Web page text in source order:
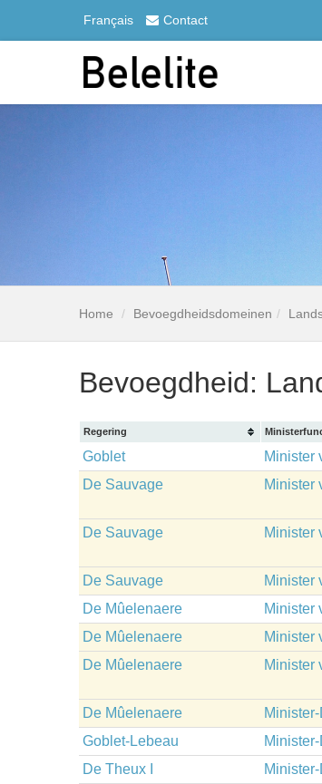
Français Contact
Home Bevoegdheidsdomeinen
Bevoegdheid:
Regering
Goblet Minister
De Sauvage
Minister
De Sauvage Minister
De Sauvage Minister
De Mûelenaere
Minister
De Mûelenaere
Minister
De Mûelenaere
Minister
De Mûelenaere
Goblet-Lebeau
De Theux I